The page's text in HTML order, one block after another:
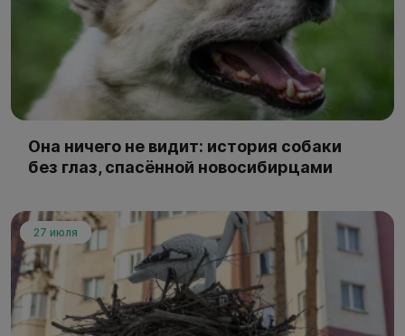
Она ничего не видит: история собаки
без глаз, спасённой новосибирцами
27 июля